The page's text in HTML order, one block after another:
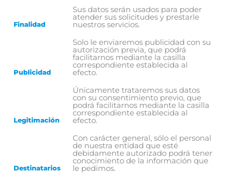
Finalidad
Sus datos serán usados para poder
atender sus solicitudes y prestarle
nuestros servicios.
Publicidad
Solo le enviaremos publicidad con su
autorización previa, que podrá
facilitarnos mediante la casilla
correspondiente establecida al
efecto.
Legitimación
Únicamente trataremos sus datos
con su consentimiento previo, que
podrá facilitarnos mediante la casilla
correspondiente establecida al
efecto.
Destinatarios
Con carácter general, sólo el personal
de nuestra entidad que esté
debidamente autorizado podrá tener
conocimiento de la información que
le pedimos.